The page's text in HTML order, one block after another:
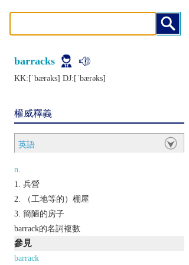
barracks
KK:[ˈbærǝks] DJ:[ˈbærǝks]
權威釋義
英語
n.
兵營
（工地等的）棚屋
簡陋的房子
barrack的名詞複數
參見
barrack